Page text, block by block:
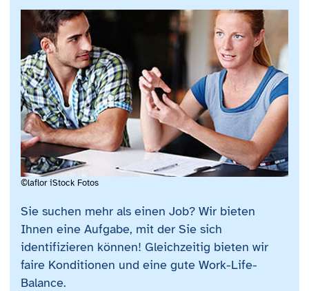
©laflor iStock Fotos
Sie suchen mehr als einen Job? Wir bieten
Ihnen eine Aufgabe, mit der Sie sich
identifizieren können! Gleichzeitig bieten wir
faire Konditionen und eine gute Work-Life-
Balance.